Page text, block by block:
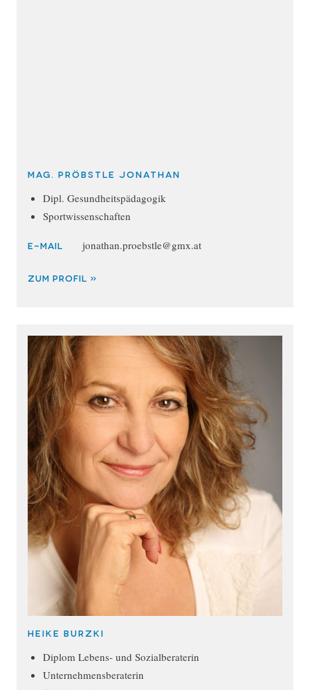
Mag. Pröbstle Jonathan
Dipl. Gesundheitspädagogik
Sportwissenschaften
E-MAIL jonathan.proebstle@gmx.at
ZUM PROFIL »
Heike Burzki
Diplom Lebens- und Sozialberaterin
Unternehmensberaterin